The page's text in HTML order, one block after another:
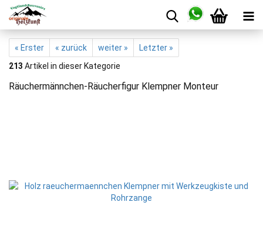
« Erster « zurück weiter »
Letzter »
213 Artikel in dieser Kategorie
Räuchermännchen-Räucherfigur Klempner Monteur